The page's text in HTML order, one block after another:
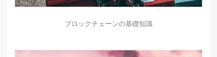
ブロックチェーンの基礎知識